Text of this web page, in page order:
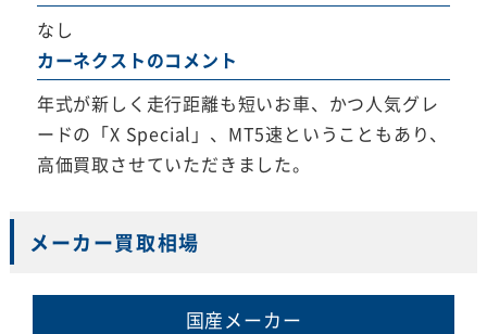
なし
カーネクストのコメント
年式が新しく走行距離も短いお車、かつ人気グレ
ードの「X Special」、MT5速ということもあり、
高価買取させていただきました。
メーカー買取相場
国産メーカー